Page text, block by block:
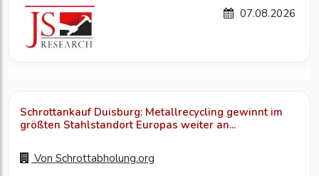
07.08.2026
Schrottankauf Duisburg: Metallrecycling gewinnt im
größten Stahlstandort Europas weiter an...
Von Schrottabholung.org